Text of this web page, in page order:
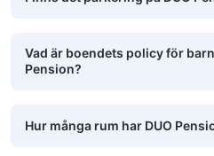
Vad är boendets policy för
Pension?
Hur många rum har DUO